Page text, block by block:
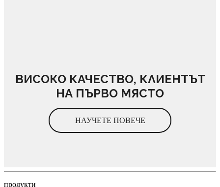
ВИСОКО КАЧЕСТВО, КЛИЕНТЪТ
НА ПЪРВО МЯСТО
НАУЧЕТЕ ПОВЕЧЕ
продукти